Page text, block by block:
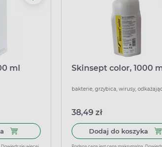
ml
Dodaj do koszyka Ahd 1000, płyn, 700 ml
Skinsept color, 1000
bakterie, grzybica, wirusy,
38,49 zł
Dodaj do koszyka